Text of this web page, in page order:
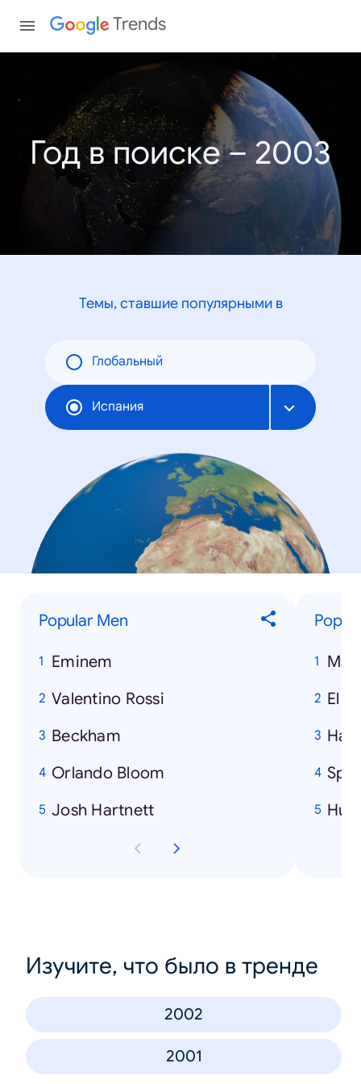
Trends
Год в поиске – 2003
Темы, ставшие популярными в
Глобальный
Испания
Popular Men
Eminem
Valentino Rossi
Beckham
Orlando Bloom
Josh Hartnett
El
Hulk
Изучите, что было в тренде
2002
2001